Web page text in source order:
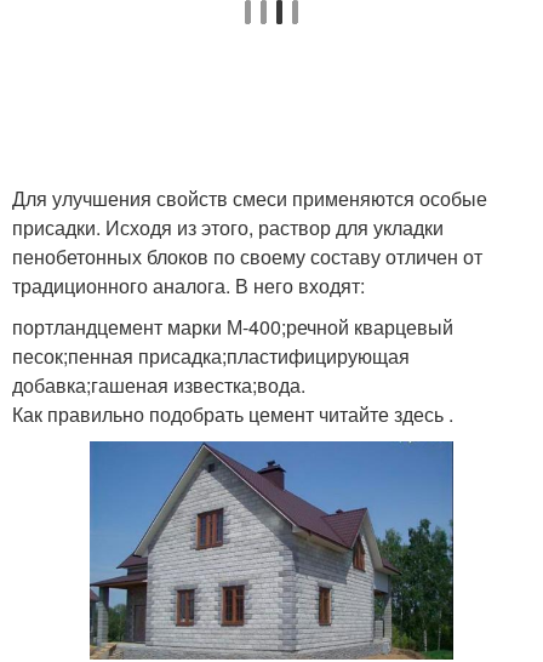
Для улучшения свойств смеси применяются особые
присадки. Исходя из этого, раствор для укладки
пенобетонных блоков по своему составу отличен от
традиционного аналога. В него входят:
портландцемент марки М-400;речной кварцевый
песок;пенная присадка;пластифицирующая
добавка;гашеная известка;вода.
Как правильно подобрать цемент читайте здесь .